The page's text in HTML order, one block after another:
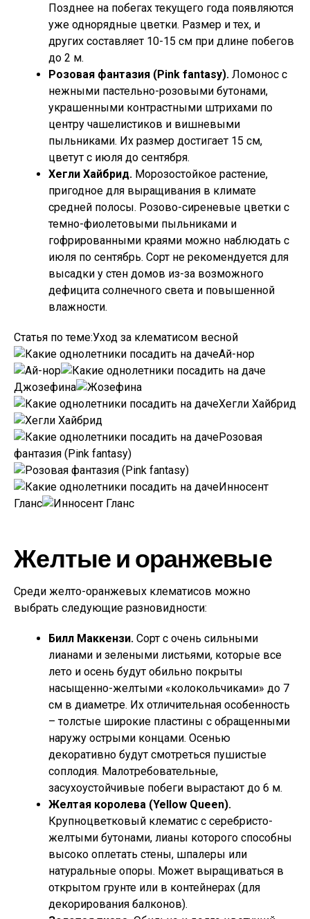
Позднее на побегах текущего года появляются
уже однорядные цветки. Размер и тех, и
других составляет 10-15 см при длине побегов
до 2 м.
Розовая фантазия (Pink fantasy). Ломонос с
нежными пастельно-розовыми бутонами,
украшенными контрастными штрихами по
центру чашелистиков и вишневыми
пыльниками. Их размер достигает 15 см,
цветут с июля до сентября.
Хегли Хайбрид. Морозостойкое растение,
пригодное для выращивания в климате
средней полосы. Розово-сиреневые цветки с
темно-фиолетовыми пыльниками и
гофрированными краями можно наблюдать с
июля по сентябрь. Сорт не рекомендуется для
высадки у стен домов из-за возможного
дефицита солнечного света и повышенной
влажности.
Статья по теме:Уход за клематисом весной
Ай-нор
Джозефина
Хегли Хайбрид
Розовая
фантазия (Pink fantasy)
Инносент
Гланс
Желтые и оранжевые
Среди желто-оранжевых клематисов можно
выбрать следующие разновидности:
Билл Маккензи. Сорт с очень сильными
лианами и зелеными листьями, которые все
лето и осень будут обильно покрыты
насыщенно-желтыми «колокольчиками» до 7
см в диаметре. Их отличительная особенность
– толстые широкие пластины с обращенными
наружу острыми концами. Осенью
декоративно будут смотреться пушистые
соплодия. Малотребовательные,
засухоустойчивые побеги вырастают до 6 м.
Желтая королева (Yellow Queen).
Крупноцветковый клематис с серебристо-
желтыми бутонами, лианы которого способны
высоко оплетать стены, шпалеры или
натуральные опоры. Может выращиваться в
открытом грунте или в контейнерах (для
декорирования балконов).